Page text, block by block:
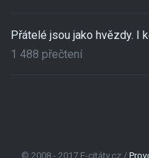
Přátelé jsou jako hvězdy. I
1 488 přečtení
© 2008 - 2017 E-citáty.cz /